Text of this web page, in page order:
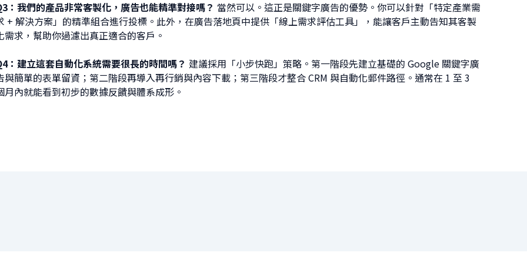
：我們的產品非常客製化，廣告也能精準對接嗎？ 當然可以。這正是關鍵字廣告的優勢。你可以針對「特定產業需
+ 解決方案」的精準組合進行投標。此外，在廣告落地頁中提供「線上需求評估工具」，能讓客戶主動告知其客製
需求，幫助你過濾出真正適合的客戶。
：建立這套自動化系統需要很長的時間嗎？ 建議採用「小步快跑」策略。第一階段先建立基礎的 Google 關鍵字廣
與簡單的表單留資；第二階段再導入再行銷與內容下載；第三階段才整合 CRM 與自動化郵件路徑。通常在 1 至 3
月內就能看到初步的數據反饋與體系成形。